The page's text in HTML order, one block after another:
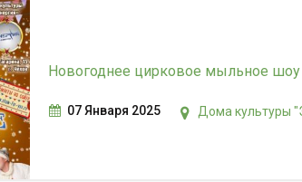
Новогоднее цирковое мыльное шоу
07 Января 2025 Дома культуры